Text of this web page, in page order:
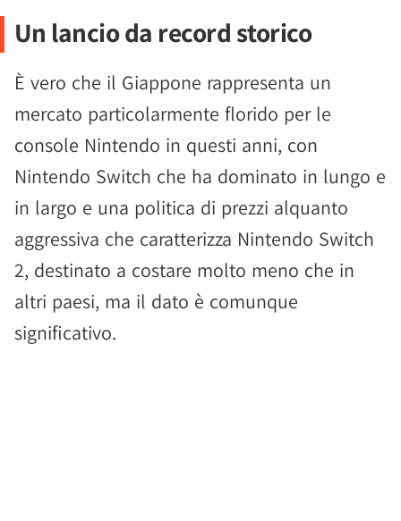
Un lancio da record storico
È vero che il Giappone rappresenta un
mercato particolarmente florido per le
console Nintendo in questi anni, con
Nintendo Switch che ha dominato in lungo e
in largo e una politica di prezzi alquanto
aggressiva che caratterizza Nintendo Switch
2, destinato a costare molto meno che in
altri paesi, ma il dato è comunque
significativo.